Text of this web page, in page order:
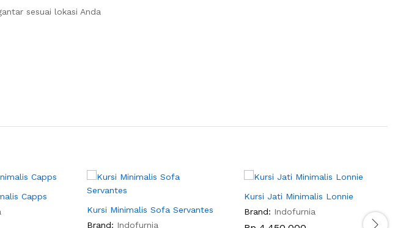
sesuai lokasi Anda
Capps
Kursi Minimalis Sofa Servantes
Brand: Indofurnia
Kursi Jati Minimalis Lonnie
Brand: Indofurnia